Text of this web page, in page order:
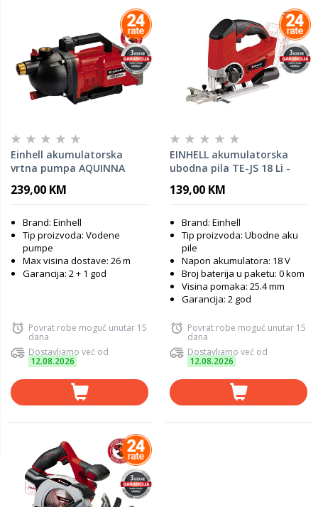
Einhell akumulatorska
vrtna pumpa AQUINNA
239,00 KM
Brand: Einhell
Tip proizvoda: Vodene
pumpe
Max visina dostave: 26 m
Garancija: 2 + 1 god
Povrat robe moguć unutar 15
dana
Dostavljamo već od
12.08.2026
EINHELL akumulatorska
ubodna pila TE-JS 18 Li -
139,00 KM
Brand: Einhell
Tip proizvoda: Ubodne aku
pile
Napon akumulatora: 18 V
Broj baterija u paketu: 0 kom
Visina pomaka: 25.4 mm
Garancija: 2 god
Povrat robe moguć unutar 15
dana
Dostavljamo već od
12.08.2026